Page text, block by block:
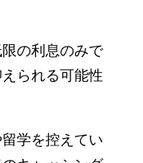
の利息のみで
られる可能性
学を控えてい